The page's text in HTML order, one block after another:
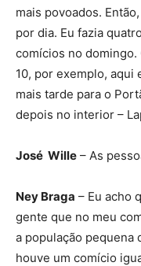
mais povoados.
por dia. Eu fazia
comícios no domingo.
10, por exemplo, aqui
mais tarde para o
depois no interior –
José Wille – As
Ney Braga – Eu acho
gente que no meu
a população pequena
houve um comício